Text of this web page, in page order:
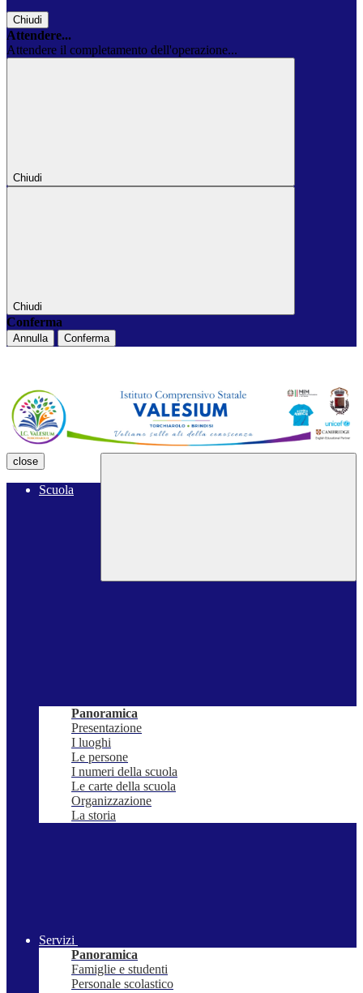
Chiudi
Attendere...
Attendere il completamento dell'operazione...
Chiudi
Chiudi
Conferma
Annulla Conferma
close
Scuola
Panoramica
Presentazione
I luoghi
Le persone
I numeri della scuola
Le carte della scuola
Organizzazione
La storia
Servizi
Panoramica
Famiglie e studenti
Personale scolastico